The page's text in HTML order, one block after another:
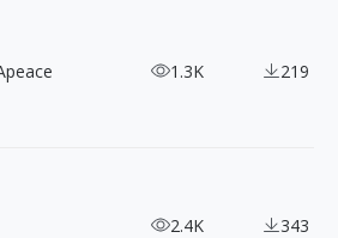
配色扁平插畫 1.3K 219
盛宴，《Fate/Grand Order》角色設計立繪
2.4K 343